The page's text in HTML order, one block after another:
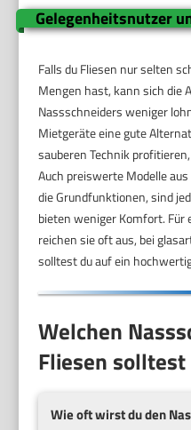
Gelegenheitsnutzer
Falls du Fliesen nur selten
Mengen hast, kann sich die
Nassschneiders weniger
Mietgeräte eine gute
sauberen Technik
Auch preiswerte Modelle
die Grundfunktionen, sind
bieten weniger Komfort. Für
reichen sie oft aus, bei
solltest du auf ein
Welchen
Fliesen
Wie oft wirst du den